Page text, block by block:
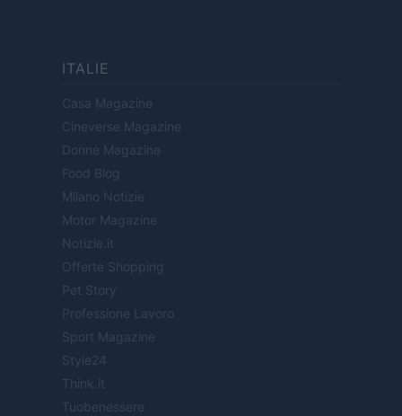
ITALIE
Casa Magazine
Cineverse Magazine
Donne Magazine
Food Blog
Milano Notizie
Motor Magazine
Notizie.it
Offerte Shopping
Pet Story
Professione Lavoro
Sport Magazine
Style24
Think.it
Tuobenessere